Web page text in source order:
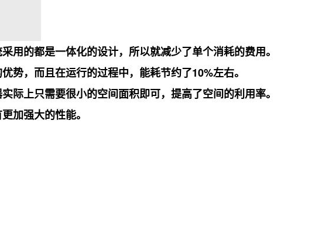
的都是一体化的设计，所以就减少了单个消耗的费用。
势，而且在运行的过程中，能耗节约了10%左右。
际上只需要很小的空间面积即可，提高了空间的利用率。
加强大的性能。